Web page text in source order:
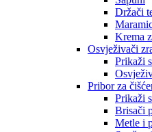
Držači
Krema
Osvježivači
Prikaži
Pribor za
Prikaži
Brisači
Metle i